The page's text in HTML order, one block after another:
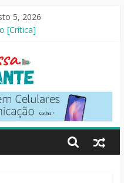
5, 2026
[Crítica]
Temporada [Crítica]
[Crítica]
Literária]